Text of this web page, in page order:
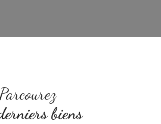
Parcourez
biens